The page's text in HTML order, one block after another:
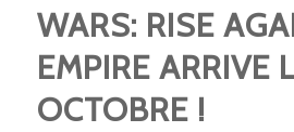
WARS: RISE
EMPIRE ARRIVE
OCTOBRE !